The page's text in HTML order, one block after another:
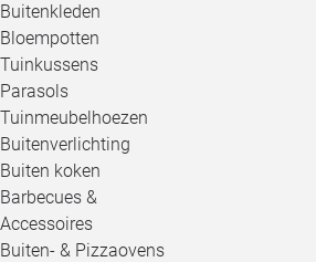
Buitenkleden
Bloempotten
Tuinkussens
Parasols
Tuinmeubelhoezen
Buitenverlichting
Buiten koken
Barbecues &
Accessoires
Buiten- & Pizzaovens